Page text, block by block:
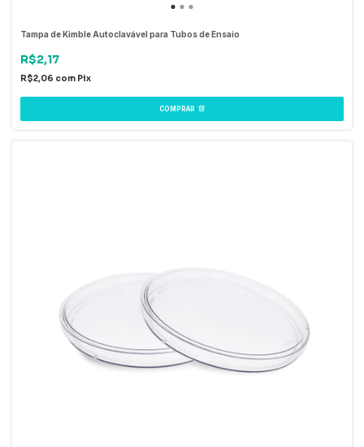
Tampa de Kimble Autoclavável para Tubos de Ensaio
R$2,17
R$2,06 com Pix
COMPRAR